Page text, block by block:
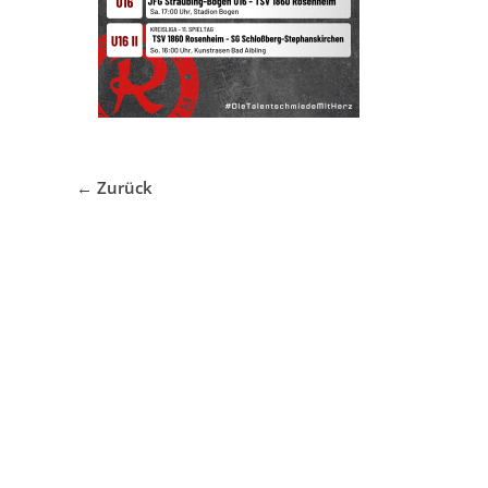
← Zurück